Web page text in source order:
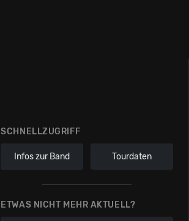
SCHNELLZUGRIFF
Infos zur Band Tourdaten
ETWAS NICHT MEHR AKTUELL?